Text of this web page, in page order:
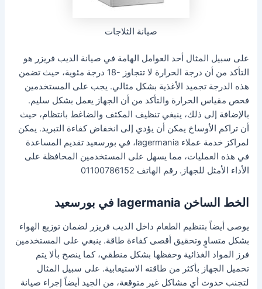
صيانة الثلاجات
على سبيل المثال أحد العوامل الهامة في صيانة الديب فريزر هو
التأكد من أن درجة الحرارة لا تتجاوز -18 درجة مئوية، حيث تضمن
هذه الدرجة تجميد الأغذية بشكل مثالي. يجب على المستخدمين
فحص مقياس الحرارة والتأكد من أن الجهاز يعمل بشكل سليم.
بالإضافة إلى ذلك، ينبغي تنظيف المكثف والضاغط بانتظام، حيث
أن تراكم الأوساخ يمكن أن يؤدي إلى انخفاض كفاءة التبريد. يمكن
لمراكز خدمة عملاء lagermania، في بورسعيد تقديم المساعدة
في هذه العمليات، مما يسهل على المستخدمين المحافظة على
الأداء الأمثل للجهاز. رقم الهاتف 01100786152
الخط الساخن lagermania في بورسعيد
يوصى أيضاً بتنظيم الطعام داخل الديب فريزر لضمان توزيع الهواء
بشكل متساوٍ وتحقيق أقصى كفاءة طاقة. ينبغي على المستخدمين
فرز المواد الغذائية وحفظها بشكل منطقي، كما ينصح بألا يتم
تحميل الجهاز بأكثر من طاقته الاستيعابية. على سبيل المثال
لتجنب حدوث أي مشاكل غير متوقعة، من الجيد أيضاً إجراء صيانة